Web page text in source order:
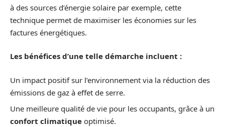
à des sources d’énergie solaire par exemple, cette
technique permet de maximiser les économies sur les
factures énergétiques.
Les bénéfices d’une telle démarche incluent :
Un impact positif sur l’environnement via la réduction des
émissions de gaz à effet de serre.
Une meilleure qualité de vie pour les occupants, grâce à un
confort climatique optimisé.